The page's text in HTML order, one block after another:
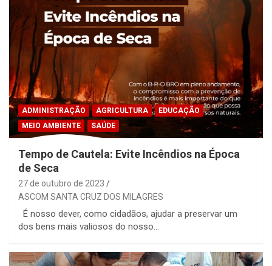
ADMINISTRAÇÃO AGRICULTURA
EDUCAÇÃO
MEIO AMBIENTE
SAÚDE
Tempo de Cautela: Evite Incêndios na Época
de Seca
27 de outubro de 2023
ASCOM SANTA CRUZ DOS MILAGRES
É nosso dever, como cidadãos, ajudar a preservar um
dos bens mais valiosos do nosso…